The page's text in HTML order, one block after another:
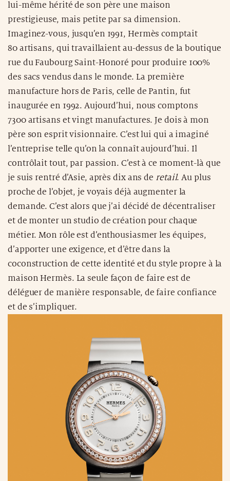
lui-même hérité de son père une maison
prestigieuse, mais petite par sa dimension.
Imaginez-vous, jusqu’en 1991, Hermès comptait
80 artisans, qui travaillaient au-dessus de la boutique
rue du Faubourg Saint-Honoré pour produire 100%
des sacs vendus dans le monde. La première
manufacture hors de Paris, celle de Pantin, fut
inaugurée en 1992. Aujourd’hui, nous comptons
7300 artisans et vingt manufactures. Je dois à mon
père son esprit visionnaire. C’est lui qui a imaginé
l’entreprise telle qu’on la connaît aujourd’hui. Il
contrôlait tout, par passion. C’est à ce moment-là que
je suis rentré d’Asie, après dix ans de retail. Au plus
proche de l’objet, je voyais déjà augmenter la
demande. C’est alors que j’ai décidé de décentraliser
et de monter un studio de création pour chaque
métier. Mon rôle est d’enthousiasmer les équipes,
d’apporter une exigence, et d’être dans la
coconstruction de cette identité et du style propre à la
maison Hermès. La seule façon de faire est de
déléguer de manière responsable, de faire confiance
et de s’impliquer.